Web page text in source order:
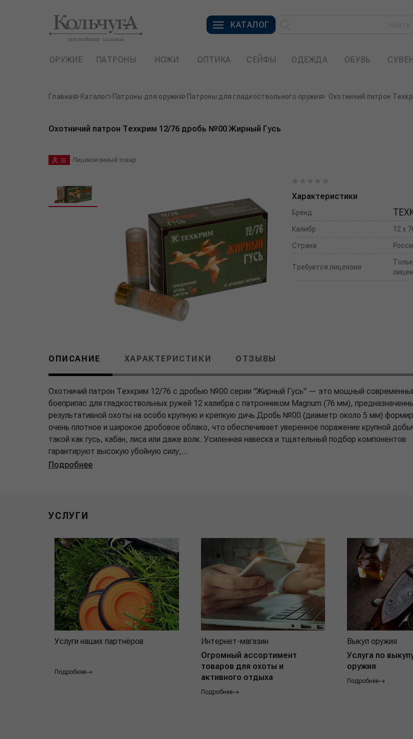
КАТАЛОГ
ОРУЖИЕ ПАТРОНЫ НОЖИ ОПТИКА СЕЙФЫ ОДЕЖДА ОБУВЬ
Главная Каталог Патроны для оружия Патроны для гладкоствольного оружия Охотничий патрон
Охотничий патрон Техкрим 12/76 дробь №00 Жирный Гусь
Лицензионный товар
Характеристики
Бренд
Калибр 12 x
Страна
Требуется лицензия
ОПИСАНИЕ ХАРАКТЕРИСТИКИ ОТЗЫВЫ
Охотничий патрон Техкрим 12/76 с дробью №00 серии "Жирный Гусь" — это мощный
боеприпас для гладкоствольных ружей 12 калибра с патронником Magnum (76 мм),
результативной охоты на особо крупную и крепкую дичь.Дробь №00 (диаметр около 5 мм)
очень плотное и широкое дробовое облако, что обеспечивает уверенное поражение крупной
такой как гусь, кабан, лиса или даже волк. Усиленная навеска и тщательный подбор компонентов
гарантируют высокую убойную силу,...
Подробнее
УСЛУГИ
Услуги наших партнёров
Подробнее
Интернет-магазин
Огромный ассортимент
товаров для охоты и
активного отдыха
Подробнее
Выкуп оружия
Услуга по
оружия
Подробнее